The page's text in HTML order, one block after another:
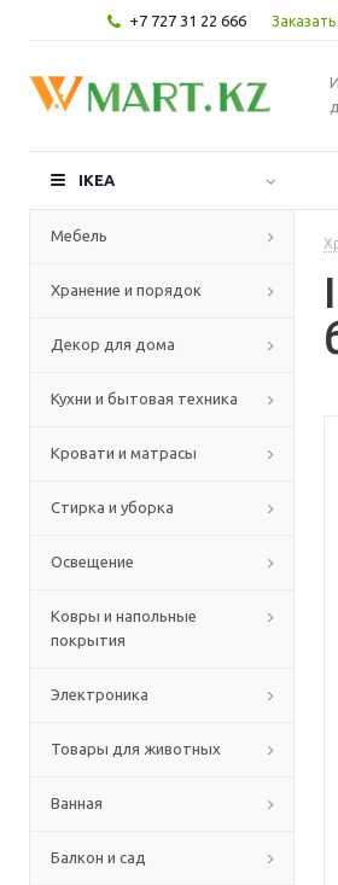
+7 727 31 22 666
IKEA
Мебель
Хранение и порядок
Декор для дома
Кухни и бытовая техника
Кровати и матрасы
Стирка и уборка
Освещение
Ковры и напольные
покрытия
Электроника
Товары для животных
Ванная
Балкон и сад